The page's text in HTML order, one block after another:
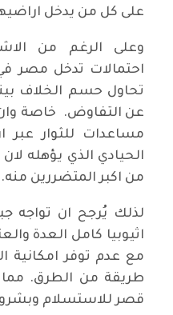
على كل من يدخل
وعلى الرغم من
احتمالات تدخل مصر في
تحاول حسم الخلاف
عن التفاوض. خاصة
مساعدات للثوار عبر
الحيادي الذي يؤهله
من اكبر المتضررين منه.
لذلك يُرجح ان تواجه
اثيوبيا كامل العدة
مع عدم توفر امكانية
طريقة من الطرق.
قصر للاستسلام